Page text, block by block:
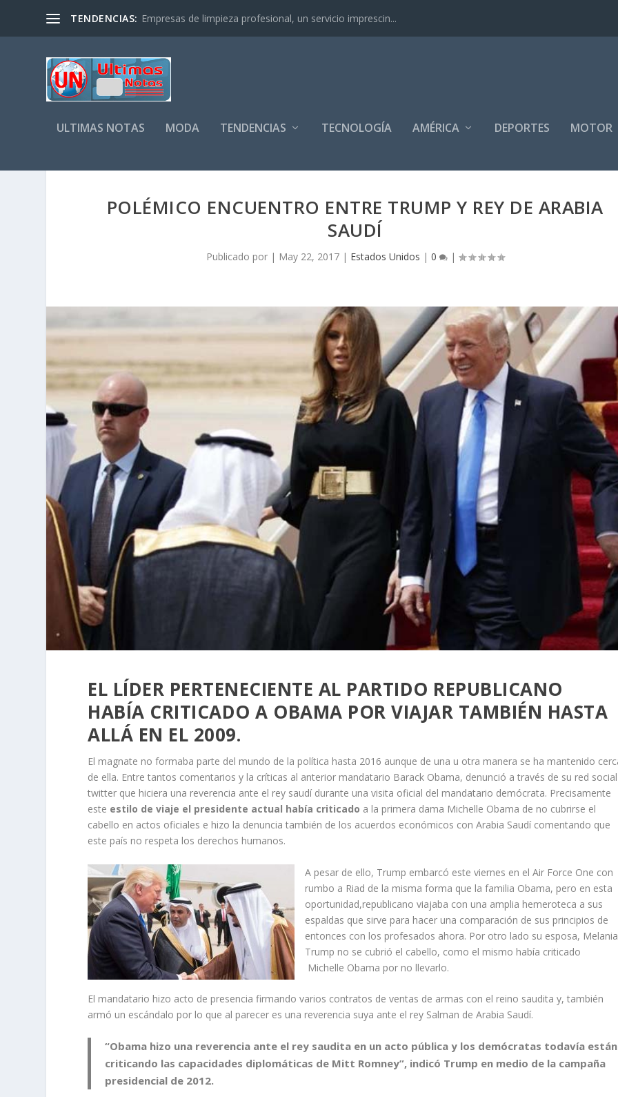
TENDENCIAS: Empresas de limpieza profesional, un servicio imprescin...
ULTIMAS NOTAS MODA TENDENCIAS TECNOLOGÍA AMÉRICA DEPORTES MOTOR
POLÉMICO ENCUENTRO ENTRE TRUMP Y REY DE ARABIA
SAUDÍ
Publicado por | May 22, 2017| Estados Unidos | 0 |
EL LÍDER PERTENECIENTE AL PARTIDO REPUBLICANO
HABÍA CRITICADO A OBAMA POR VIAJAR TAMBIÉN HASTA
ALLÁ EN EL 2009.
El magnate no formaba parte del mundo de la política hasta 2016 aunque de una u otra manera se ha mantenido
de ella. Entre tantos comentarios y la críticas al anterior mandatario Barack Obama, denunció a través de su red social
twitter que hiciera una reverencia ante el rey saudí durante una visita oficial del mandatario demócrata. Precisamente
este estilo de viaje el presidente actual había criticado a la primera dama Michelle Obama de no cubrirse el
cabello en actos oficiales e hizo la denuncia también de los acuerdos económicos con Arabia Saudí comentando que
este país no respeta los derechos humanos.
A pesar de ello, Trump embarcó este viernes en el Air Force One con
rumbo a Riad de la misma forma que la familia Obama, pero en esta
oportunidad,republicano viajaba con una amplia hemeroteca a sus
espaldas que sirve para hacer una comparación de sus principios de
entonces con los profesados ahora. Por otro lado su esposa, Melania
Trump no se cubrió el cabello, como el mismo había criticado
Michelle Obama por no llevarlo.
El mandatario hizo acto de presencia firmando varios contratos de ventas de armas con el reino saudita y, también
armó un escándalo por lo que al parecer es una reverencia suya ante el rey Salman de Arabia Saudí.
“Obama hizo una reverencia ante el rey saudita en un acto pública y los demócratas todavía están
criticando las capacidades diplomáticas de Mitt Romney”, indicó Trump en medio de la campaña
presidencial de 2012.